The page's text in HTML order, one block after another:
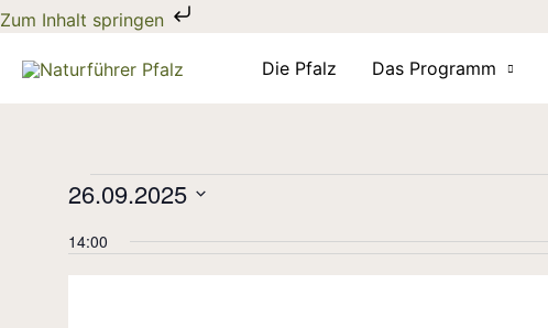
Zum Inhalt springen
Zum
springen
Die Pfalz Das Programm
Veranstaltungen
26.
26.09.2025
wählen.
14:00